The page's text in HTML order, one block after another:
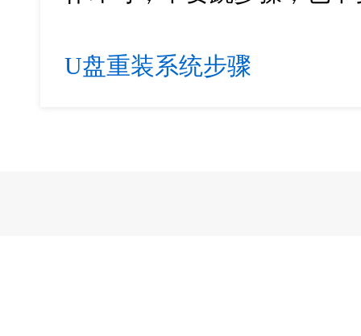
U盘重装系统步骤